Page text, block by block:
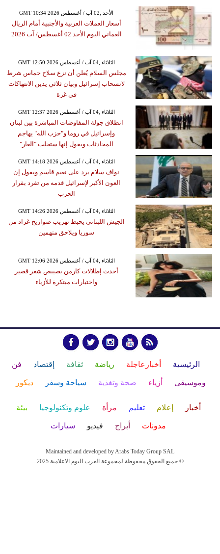
GMT 10:34 2026 الأحد ,02 آب / أغسطس
أسعار العملات العربية والأجنبية أمام الريال
العماني اليوم الأحد 02 أغسطس/ آب 2026
GMT 12:50 2026 الثلاثاء ,04 آب / أغسطس
مجلس السلام يُعلن أن نزع سلاح حماس شرط
لانسحاب إسرائيل وبيان ثلاثي يدين الانتهاكات
في غزة
GMT 12:37 2026 الثلاثاء ,04 آب / أغسطس
انطلاق جولة المفاوضات المباشرة بين لبنان
وإسرائيل في روما و"حزب الله" يهاجم
المحادثات ويقول إنها ستجلب "العار"
GMT 14:18 2026 الثلاثاء ,04 آب / أغسطس
نواف سلام يرد على نعيم قاسم ويقول إن
العون الأكبر لإسرائيل قدمه من تفرد بقرار
الحرب
GMT 14:26 2026 الثلاثاء ,04 آب / أغسطس
الجيش اللبناني يحبط تهريب صواريخ غراد من
سوريا ويلاحق متهمين
GMT 12:06 2026 الثلاثاء ,04 آب / أغسطس
أحدث إطلالات كارمن بصيبص شعر قصير
واختيارات مبتكرة للأزياء
الرئيسية أخبارعاجلة رياضة ثقافة إقتصاد فن
وموسيقى أزياء صحة وتغذية سياحة وسفر ديكور
أخبار إعلام تعليم مرأة علوم وتكنولوجيا بيئة
مدونات أبراج فيديو سيارات
Maintained and developed by Arabs Today Group SAL
جميع الحقوق محفوظة لمجموعة العرب اليوم الاعلامية 2025 ©